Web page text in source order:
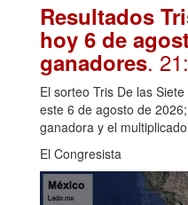
Resultados
hoy 6 de
ganadores.
El sorteo Tris De las
este 6 de agosto de
ganadora y el
El Congresista